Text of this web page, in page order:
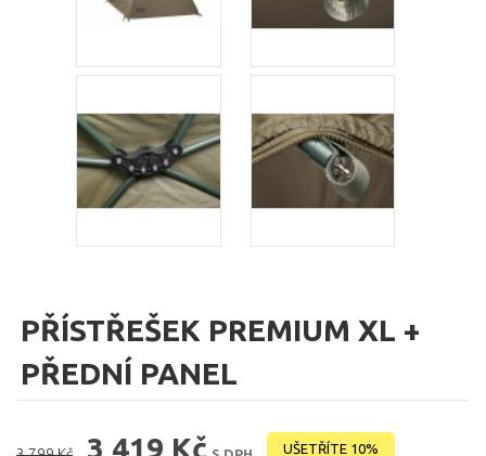
PŘÍSTŘEŠEK PREMIUM XL +
PŘEDNÍ PANEL
3 419 Kč UŠETŘÍTE 10%